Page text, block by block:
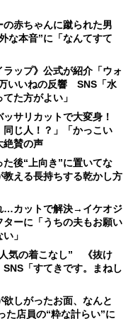
の赤ちゃんに蹴られた男
本音”に「なんてすて
ップ》公式が紹介「ウォ
いいねの反響 SNS「水
た方がよい」
ッサリカットで大変身！
じ人！？」「かっこい
絶賛の声
後“上向き”に置いてな
える長持ちする乾かし方
…カットで解決→イケオジ
ーに「うちの夫もお願い
」
人気の着こなし” 《抜け
「すてきです。まねし
欲しがったお面、なんと
店員の“粋な計らい”に